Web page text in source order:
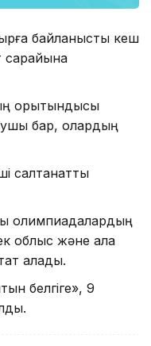
байланысты кеш
сарайына
қорытындысы
бар, олардың
салтанатты
олимпиадалардың
облыс және қала
алады.
белгіге», 9